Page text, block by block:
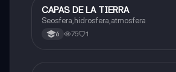
Biologia
CAPAS DE LA TIERRA
Seosfera,hidrosfera,atmosfera
6 75 1